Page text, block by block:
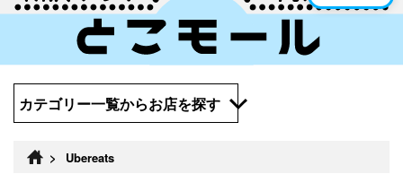
カテゴリー一覧からお店を探す
> Ubereats